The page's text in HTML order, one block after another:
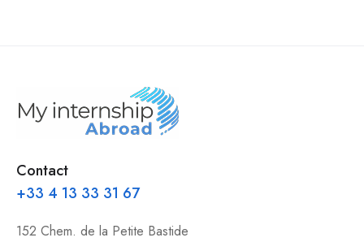
Contact
+33 4 13 33 31 67
152 Chem. de la Petite Bastide